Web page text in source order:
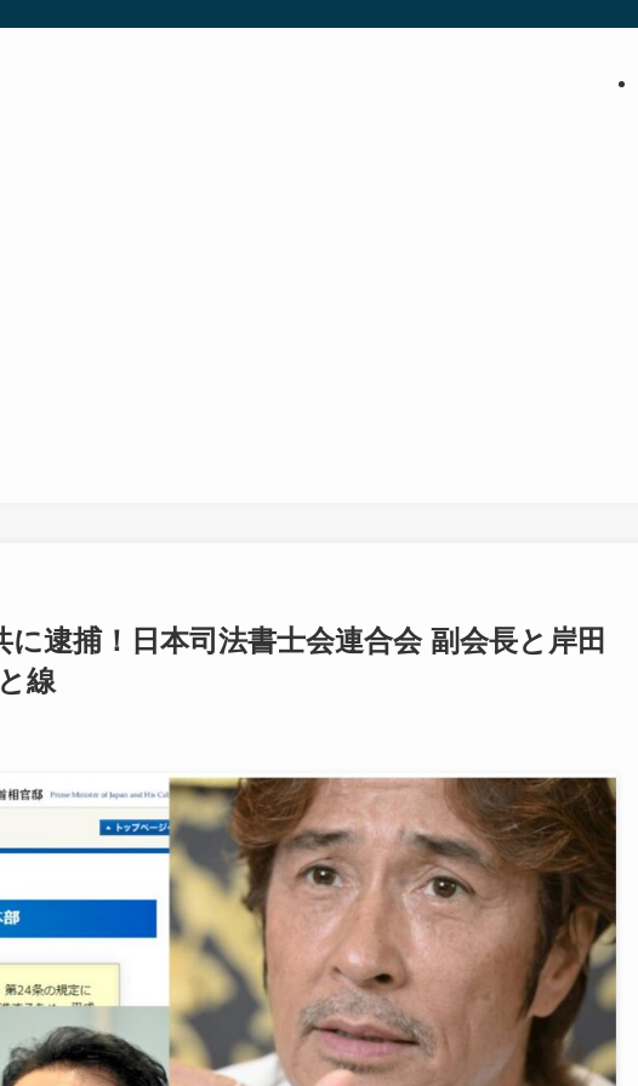
に逮捕！日本司法書士会連合会 副会長と岸田
線